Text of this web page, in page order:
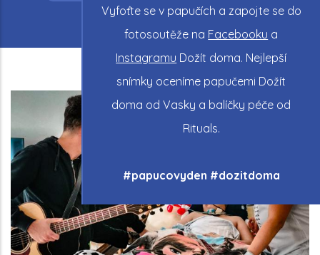
Vyfoťte se v papučích a zapojte se do
fotosoutěže na Facebooku a
Instagramu Dožít doma. Nejlepší
snímky oceníme papučemi Dožít
doma od Vasky a balíčky péče od
Rituals.
#papucovyden #dozitdoma